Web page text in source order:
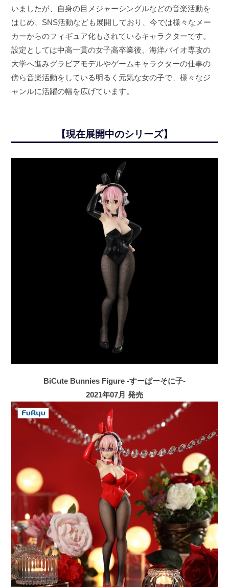
いましたが、自身の目メジャーシングルなどの音楽活動を
はじめ、SNS活動なども展開しており、今では様々なメー
カーからのフィギュア化もされているキャラクターです。
設定としては中高一貫の女子高卒業後、海洋バイオ専攻の
大学へ進みグラビアモデルやゲームキャラクターの仕事の
傍ら音楽活動をしている明るく元気な女の子で、様々なジ
ャンルに活躍の幅を広げています。
【現在展開中のシリーズ】
BiCute Bunnies Figure -すーぱーそに子-
2021年07月 発売